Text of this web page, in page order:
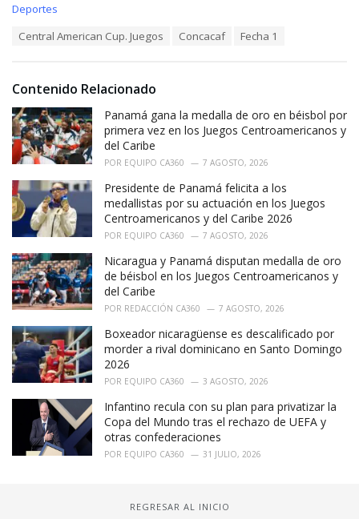
C
r
i
e
s
:
Deportes
:
Central American Cup. Juegos Concacaf Fecha 1
Contenido Relacionado
Panamá gana la medalla de oro en béisbol por
primera vez en los Juegos Centroamericanos y
del Caribe
POR EQUIPO CA360 7 AGOSTO, 2026
Presidente de Panamá felicita a los
medallistas por su actuación en los Juegos
Centroamericanos y del Caribe 2026
POR EQUIPO CA360 7 AGOSTO, 2026
Nicaragua y Panamá disputan medalla de oro
de béisbol en los Juegos Centroamericanos y
del Caribe
POR REDACCIÓN CA360 7 AGOSTO, 2026
Boxeador nicaragüense es descalificado por
morder a rival dominicano en Santo Domingo
2026
POR EQUIPO CA360 3 AGOSTO, 2026
Infantino recula con su plan para privatizar la
Copa del Mundo tras el rechazo de UEFA y
otras confederaciones
POR EQUIPO CA360 31 JULIO, 2026
REGRESAR AL INICIO